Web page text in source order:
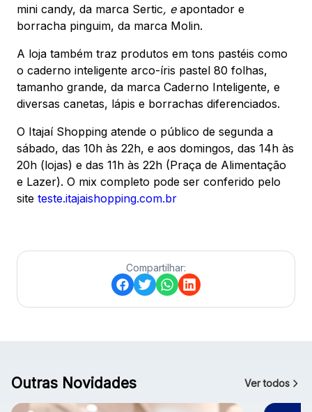
mini candy, da marca Sertic, eapontador e
borracha pinguim, da marca Molin.
A loja também traz produtos em tons pastéis como
o caderno inteligente arco-íris pastel 80 folhas,
tamanho grande, da marca Caderno Inteligente, e
diversas canetas, lápis e borrachas diferenciados.
O Itajaí Shopping atende o público de segunda a
sábado, das 10h às 22h, e aos domingos, das 14h às
20h (lojas) e das 11h às 22h (Praça de Alimentação
e Lazer). O mix completo pode ser conferido pelo
site teste.itajaishopping.com.br
Compartilhar:
Outras Novidades Ver todos